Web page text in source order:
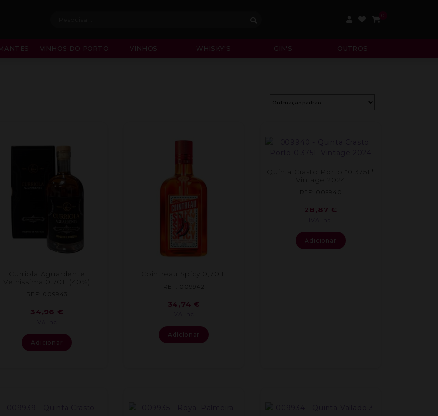
VINHOS DO PORTO VINHOS WHISKY'S GIN'S OUTROS
Curriola Aguardente
Velhissima 0.70L (40%)
REF: 009943
34,96 €
Adicionar
Cointreau Spicy 0,70 L
REF: 009942
34,74 €
Adicionar
Quinta Crasto Porto *0.375L*
Vintage 2024
REF: 009940
28,87 €
Adicionar